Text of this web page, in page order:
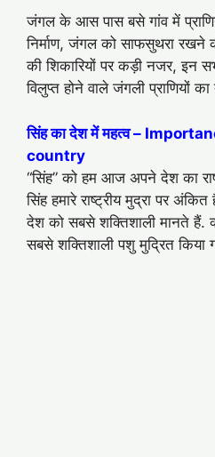
जंगल के आस पास बसे गांव में
निर्माण, जंगल को साफसुथरा
की शिकारियों पर कड़ी नजर, इन
विलुप्त होने वाले जंगली प्राणियों
सिंह का देश में महत्व –
country
“सिंह” को हम आज अपने देश का
सिंह हमारे राष्ट्रीय मुद्रा पर
देश को सबसे शक्तिशाली मानते हैं.
सबसे शक्तिशाली पशु मुद्रित किया